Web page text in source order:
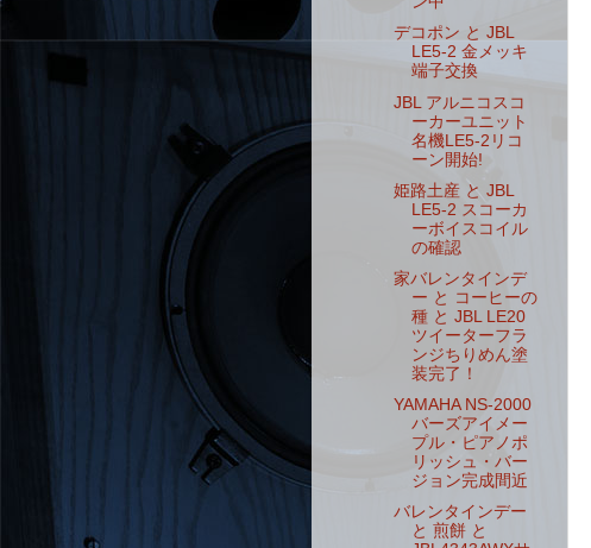
デコポン と JBL
LE5-2 金メッキ
端子交換
JBL アルニコスコ
ーカーユニット
名機LE5-2リコ
ーン開始!
姫路土産 と JBL
LE5-2 スコーカ
ーボイスコイル
の確認
家バレンタインデ
ー と コーヒーの
種 と JBL LE20
ツイーターフラ
ンジちりめん塗
装完了！
YAMAHA NS-2000
バーズアイメー
プル・ピアノポ
リッシュ・バー
ジョン完成間近
バレンタインデー
と 煎餅 と